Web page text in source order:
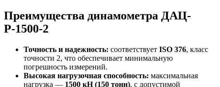
Преимущества динамометра ДАЦ-
Р-1500-2
Точность и надежность: соответствует ISO 376, класс
точности 2, что обеспечивает минимальную
погрешность измерений.
Высокая нагрузочная способность: максимальная
нагрузка — 1500 кН (150 тонн), с допустимой